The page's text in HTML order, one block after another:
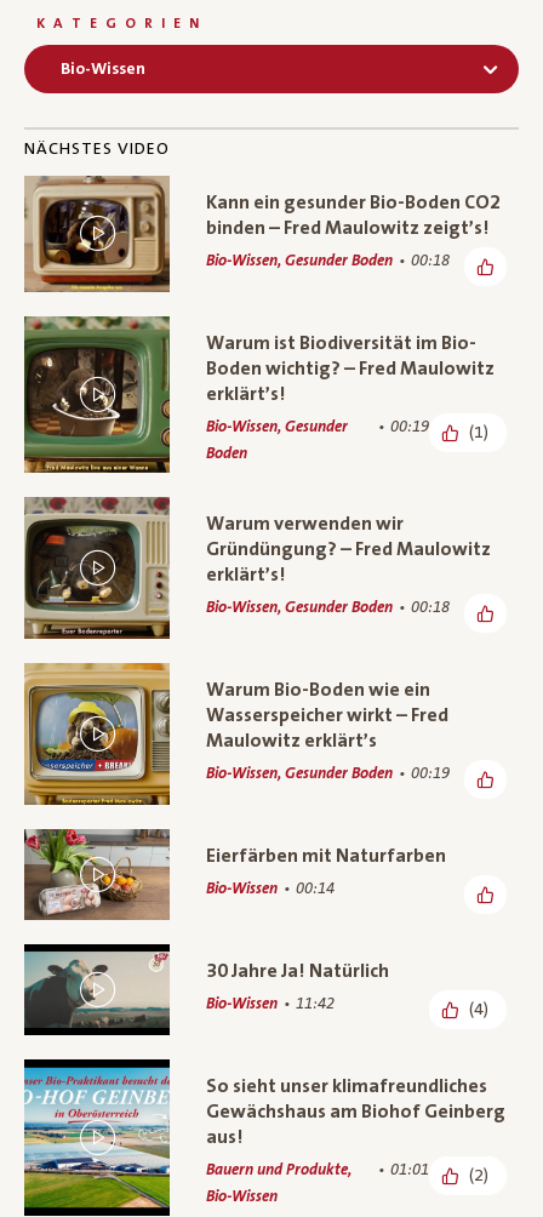
KATEGORIEN
Bio-Wissen
NÄCHSTES VIDEO
Kann ein gesunder Bio-Boden CO2
binden – Fred Maulowitz zeigt’s!
Bio-Wissen, Gesunder Boden 00:18
Warum ist Biodiversität im Bio-
Boden wichtig? – Fred Maulowitz
erklärt’s!
Bio-Wissen, Gesunder
Boden
00:19 (1)
Warum verwenden wir
Gründüngung? – Fred Maulowitz
erklärt’s!
Bio-Wissen, Gesunder Boden 00:18
Warum Bio-Boden wie ein
Wasserspeicher wirkt – Fred
Maulowitz erklärt’s
Bio-Wissen, Gesunder Boden 00:19
Eierfärben mit Naturfarben
Bio-Wissen 00:14
30 Jahre Ja! Natürlich
Bio-Wissen 11:42 (4)
So sieht unser klimafreundliches
Gewächshaus am Biohof Geinberg
aus!
Bauern und Produkte,
Bio-Wissen
01:01 (2)